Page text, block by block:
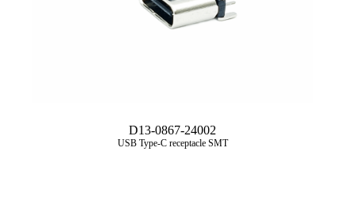
D13-0867-24002
USB Type‑C receptacle SMT